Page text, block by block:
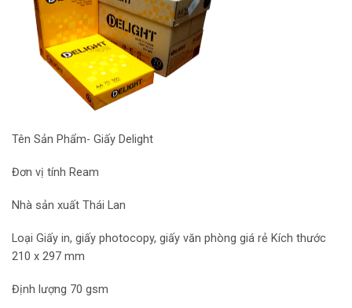
Tên Sản Phẩm- Giấy Delight
Đơn vị tính Ream
Nhà sản xuất Thái Lan
Loại Giấy in, giấy photocopy, giấy văn phòng giá rẻ Kích thước
210 x 297 mm
Định lượng 70 gsm